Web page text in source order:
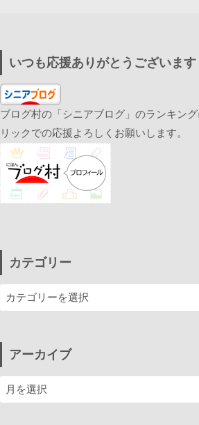
いつも応援ありがとうございます
ブログ村の「シニアブログ」のランキン
リックでの応援よろしくお願いします。
カテゴリー
アーカイブ